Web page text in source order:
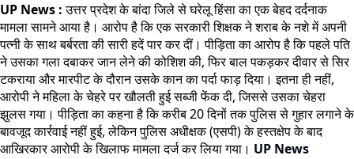
UP News :उत्तर प्रदेश के बांदा जिले से घरेलू हिंसा का एक बेहद दर्दनाक
मामला सामने आया है। आरोप है कि एक सरकारी शिक्षक ने शराब के नशे में अपनी
पत्नी के साथ बर्बरता की सारी हदें पार कर दीं। पीड़िता का आरोप है कि पहले पति
ने उसका गला दबाकर जान लेने की कोशिश की, फिर बाल पकड़कर दीवार से सिर
टकराया और मारपीट के दौरान उसके कान का पर्दा फाड़ दिया। इतना ही नहीं,
आरोपी ने महिला के चेहरे पर खौलती हुई सब्जी फेंक दी, जिससे उसका चेहरा
झुलस गया। पीड़िता का कहना है कि करीब 20 दिनों तक पुलिस से गुहार लगाने के
बावजूद कार्रवाई नहीं हुई, लेकिन पुलिस अधीक्षक (एसपी) के हस्तक्षेप के बाद
आखिरकार आरोपी के खिलाफ मामला दर्ज कर लिया गया। UP News